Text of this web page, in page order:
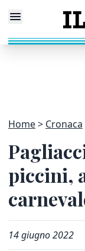
Home Cronaca
piccini,
14 giugno 2022